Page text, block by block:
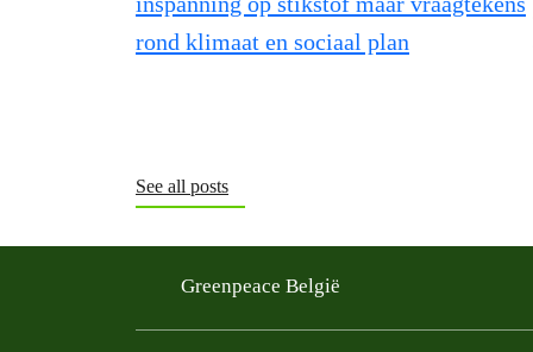
See all posts
Greenpeace België